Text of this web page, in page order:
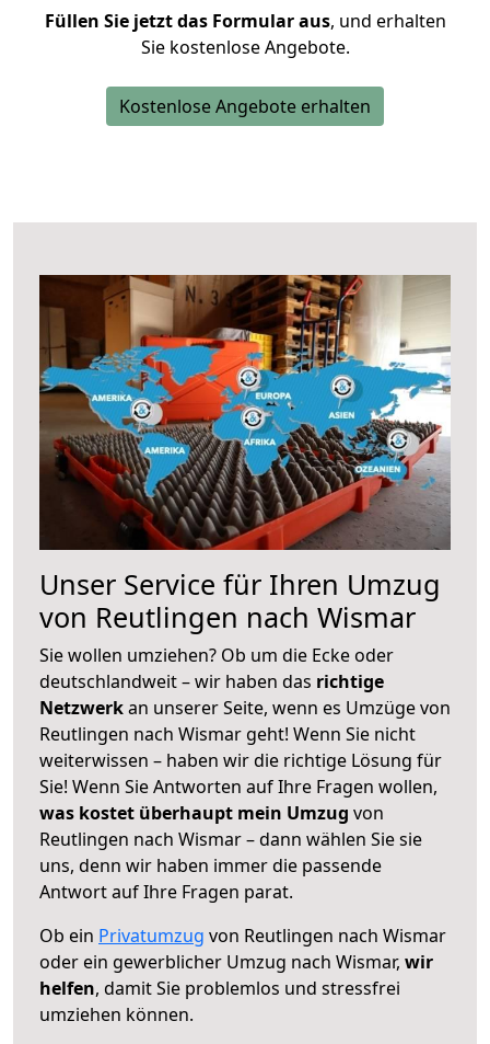
Füllen Sie jetzt das Formular aus, und erhalten
Sie kostenlose Angebote.
Kostenlose Angebote erhalten
Unser Service für Ihren Umzug
von Reutlingen nach Wismar
Sie wollen umziehen? Ob um die Ecke oder
deutschlandweit – wir haben das richtige
Netzwerkan unserer Seite, wenn es Umzüge von
Reutlingen nach Wismar geht! Wenn Sie nicht
weiterwissen – haben wir die richtige Lösung für
Sie! Wenn Sie Antworten auf Ihre Fragen wollen,
was kostet überhaupt mein Umzug von
Reutlingen nach Wismar – dann wählen Sie sie
uns, denn wir haben immer die passende
Antwort auf Ihre Fragen parat.
Ob ein Privatumzug von Reutlingen nach Wismar
oder ein gewerblicher Umzug nach Wismar, wir
helfen, damit Sie problemlos und stressfrei
umziehen können.